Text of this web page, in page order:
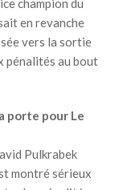
champion du
en revanche
vers la sortie
pénalités au bout
porte pour Le
Pulkrabek
montré sérieux